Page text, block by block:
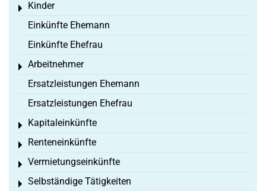
Kinder
Toggle menu
Einkünfte Ehemann
Einkünfte Ehefrau
Arbeitnehmer
Toggle menu
Ersatzleistungen Ehemann
Ersatzleistungen Ehefrau
Kapitaleinkünfte
Toggle menu
Renteneinkünfte
Toggle menu
Vermietungseinkünfte
Toggle menu
Selbständige Tätigkeiten
Toggle menu